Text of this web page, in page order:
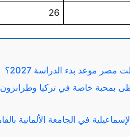
26
خاصة في تركيا وطرابزون
في الجامعة الألمانية